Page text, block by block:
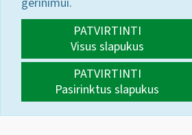
PATVIRTINTI
Visus slapukus
PATVIRTINTI
Pasirinktus slapukus